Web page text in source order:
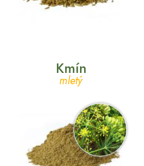
Kmín
mletý